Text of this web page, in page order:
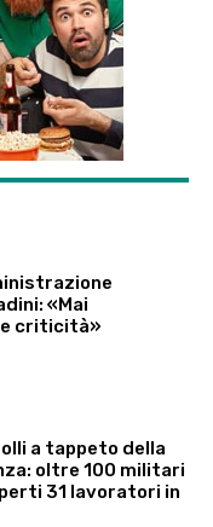
«Mai
criticità»
a tappeto della
oltre 100 militari
31 lavoratori in